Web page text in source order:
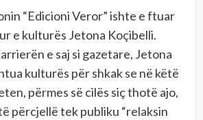
“Edicioni Veror” ishte e ftuar
e kulturës Jetona Koçibelli.
e saj si gazetare, Jetona
kulturës për shkak se në këtë
përmes së cilës siç thotë ajo,
përcjellë tek publiku “relaksin